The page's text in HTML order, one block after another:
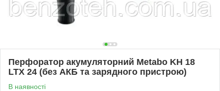
Перфоратор акумуляторний Mеtabo KH 18
LTX 24 (без АКБ та зарядного пристрою)
В наявності